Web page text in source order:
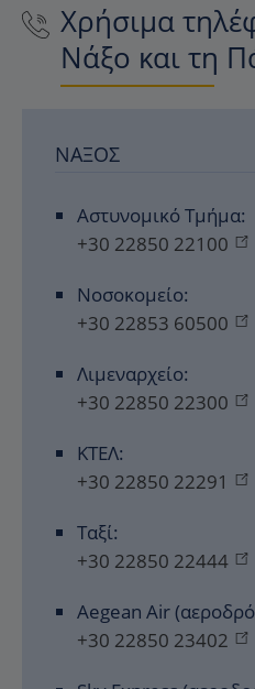
Χρήσιμα
Νάξο και τη
ΝΆΞΟΣ
Αστυνομικό Τμήμα:
+30 22850 22100
Νοσοκομείο:
+30 22853 60500
Λιμεναρχείο:
+30 22850 22300
ΚΤΕΛ:
+30 22850 22291
Ταξί:
+30 22850 22444
Aegean Air
+30 22850 23402